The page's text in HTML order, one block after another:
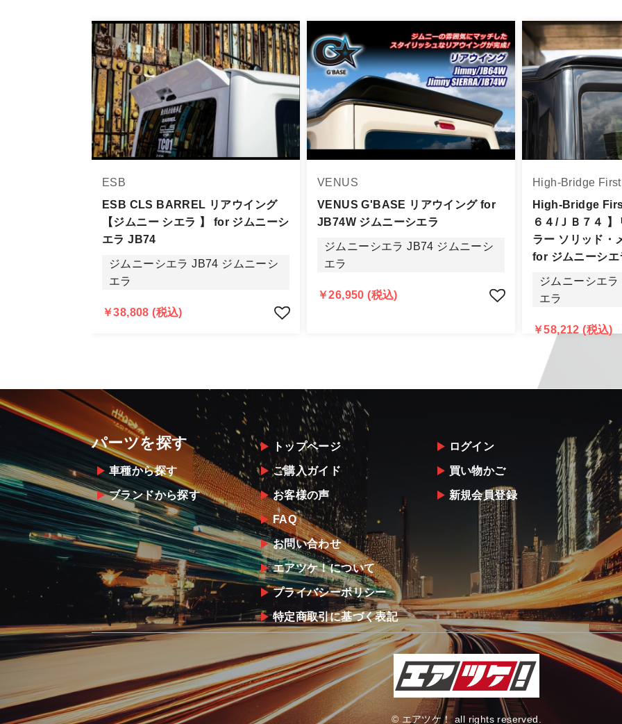
・エアロパーツ・マフラー等の大型商品は、個人宅への直送・営業所止めができないことがあるこ
また、小さな商品でも、メーカーによっては個人宅直送・営業所止めが不可の場合がございます
・発送先に、塗装・取付店等の業者様をご指定することをお奨め致します。
・メーカーによっては、配送先が自動車関連業者でなければ、配送出来ないことがあることは予め
お届け商品について
商品到着後は速やかに開封のうえ、中身をご確認下さい。
万一、商品に不具合があった場合は商品出荷後5日以内にご連絡をお願いします。
なお、塗装・加工・装着後の交換や返品は、理由を問わず一切お受けできません。
商品の不具合や状況は写真等をお願いする場合もございますので、ご協力をお願いします。
明らかに当社またはメーカーに瑕疵が認められる場合（商品誤発送・初期不良・運送破損等）につ
尚、やむを得ず同等品・代替品をご用意出来ない場合はご返金とさせて頂きます。
お客様のお支払い方法に関わらず、ご返金は銀行振込となりますことを予めご了承下さい。
ESB
ESB CLS BARREL リアウイング
【ジムニー シエラ 】 for ジムニーシ
エラ JB74
ジムニーシエラ JB74 ジムニーシ
エラ
￥38,808 (税込)
VENUS
VENUS G'BASE リアウイング for
JB74W ジムニーシエラ
ジムニーシエラ JB74 ジムニーシ
エラ
￥26,950 (税込)
High-Bridge First
High-Bridge
６４/ＪＢ７４
ラー ソリッド・
for ジムニーシ
ジムニーシエ
エラ
￥58,212 (税込)
パーツを探す
車種から探す
ブランドから探す
トップページ
ご購入ガイド
お客様の声
FAQ
お問い合わせ
エアツケ！について
プライバシーポリシー
特定商取引に基づく表記
ログイン
買い物かご
新規会員登録
© エアツケ！ all rights reserved.